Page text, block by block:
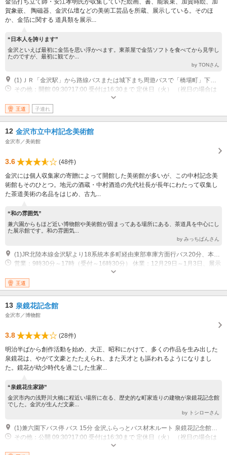
賀象嵌、 陶磁器、金沢仏壇などの美術工芸品を所蔵、展示している。そのほ
か、金箔に関する 道具類を展示...
“日本人を誇ります”
金沢といえば最初に金箔を思い浮かべます。東茶屋で金箔ソフトを食べてから見学し
たのですが、最初に観てか...
by TONさん
その他：開館 09:30?17:00 受付は16:30まで 定休日（火） （祝日の場合は
翌平日） 休館 年末年始(12月29日?1月3日)、展示入替日
王道 子連れ
12 金沢市立中村記念美術館
金沢市／美術館
3.6
(48件)
金沢には個人収集家の寄贈によって開館した美術館が多いが、この中村記念美
術館もそのひとつ。地元の酒蔵・中村酒造の先代社長が長年にわたって収集し
た茶道美術の名品をはじめ、古九...
“和の雰囲気”
兼六園からもほど近い博物館や美術館が固まってある場所にある、茶道具を中心にし
た展示館です。和の雰囲気...
by みっちばんさん
営業：9時30分～17時（受付～16時30分） 休業：12月29日～1月3日、展示
王道
13 泉鏡花記念館
金沢市／博物館
3.8
(28件)
明治半ばから創作活動を始め、大正、昭和にかけて、多くの作品を生み出した
泉鏡花は、やがて文豪とたたえられ、また天才とも謳われるようになりまし
た。鏡花が幼少時代を過ごした生家...
“泉鏡花生家跡”
金沢市内の浅野川大橋に程近い場所に在る、歴史的な町家造りの建物が泉鏡花記念館
でした。金沢が生んだ文豪...
by トシローさん
(1)兼六園下バス停 バス 15分 金沢ふらっとバス材木ルート 泉鏡花記念館バス停 徒歩 1分 金沢駅 バス 15分 北陸鉄道路線バス、城下まち金沢周遊バス 橋場町バス停 徒歩 3分
その他：公開 09:30?17:00 受付は16:30まで 定休日（火） （祝日の場合は
翌平日） 休館 12月29日?1月3日、展示替期間